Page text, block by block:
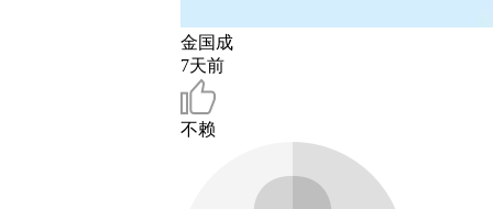
金国成
7天前
不赖